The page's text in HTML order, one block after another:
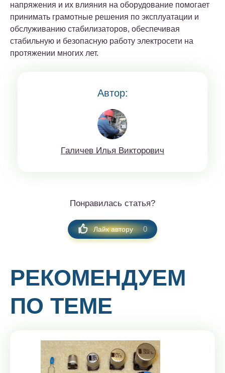
напряжения и их влияния на оборудование помогает
принимать грамотные решения по эксплуатации и
обслуживанию стабилизаторов, обеспечивая
стабильную и безопасную работу электросети на
протяжении многих лет.
Автор:
Гaличeв Илья Виктoрoвич
Понравилась статья?
Лайк автору 0
РЕКОМЕНДУЕМ
ПО ТЕМЕ